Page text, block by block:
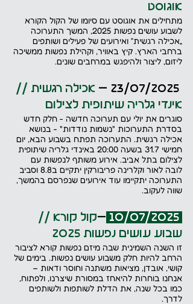
אוגוסט
מתחילים את אוגוסט עם סיומו של הקול הקורא
לשבוע עושים נפשות 2025, המשך התערוכה
„אכילה רגשית” ואירועים של פעילים ושותפים
ברחבי הארץ. קיץ באוויר, וקהילת נפשות ממשיכה
ליזום, ליצור ולהיפגש במרחבים שונים.
אכילה רגשית //
אינדי גלריה שיתופית לצילום
סוגרים את יולי עם תערוכה חדשה - חלק חדש
בסדרת התערוכות "נשמות נודדות" - בנושא
אכילה רגשית. התערוכה תפתח בשבוע הבא, יום
חמישי 31.7 בשעה 20:00 באינדי גלריה שיתופית
לצילום בתל אביב. אירוע משותף לנפשות עם
לובה לאור וקלרינה פריבורקין יתקיים ב8.8 וסביב
התערוכה יתקיימו עוד אירועים שנפרסם בהמשך,
שווה לעקוב.
–קול קורא //
שבוע עושים נפשות 2025
זו השנה השמינית שבה מיזם נפשות קורא לציבור
הרחב להיות חלק משבוע עושים נפשות. בימים של
קושי, אובדן, מציאות משתנה וחוסר ודאות –
אנחנו בוחרות להיאחז במסורת שיצרנו, ולפתוח,
כמו בכל שנה, את הדלת לשותפות ולשותפים
לדרך.